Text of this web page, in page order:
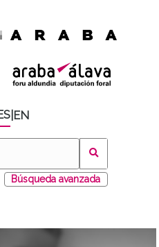
EN
Búsqueda avanzada